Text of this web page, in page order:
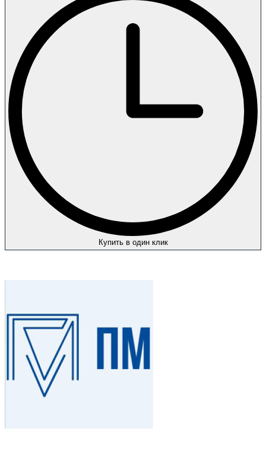
Купить в один клик